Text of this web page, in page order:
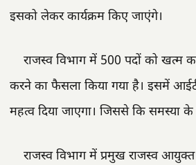
इसको लेकर कार्यक्रम किए जाएंगे।
राजस्व विभाग में 500 पदों को खत्म
करने का फैसला किया गया है। इसमें
महत्व दिया जाएगा। जिससे कि समस्या के
राजस्व विभाग में प्रमुख राजस्व